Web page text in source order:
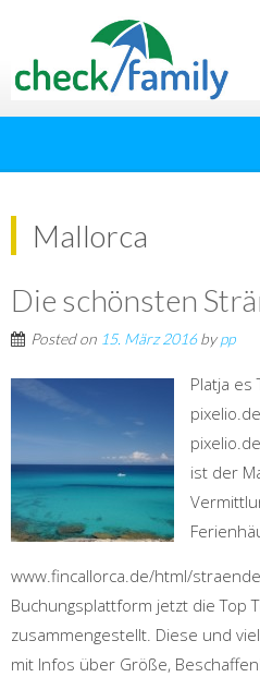
Mallorca
Die schönsten
Posted on 15. März 2016bypp
Platja es
ist der
www.fincallorca.de/html/
Buchungsplattform jetzt die Top
zusammengestellt. Diese und
mit Infos über Größe,